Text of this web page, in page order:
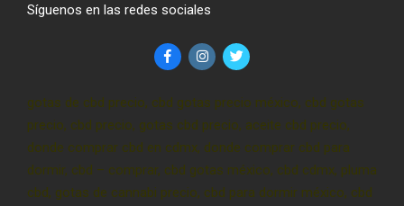
Síguenos en las redes sociales
gotas de cbd precio, cbd gotas precio méxico, cbd gotas
precio, cbd precio, gotas cbd precio, aceite cbd precio,
donde comprar cbd en cdmx, donde comprar cbd para
dormir, cbd – comprar, cbd gotas méxico, cbd cdmx, pluma
cbd, gotas de cannabi precio, cbd para dormir méxico, cbd